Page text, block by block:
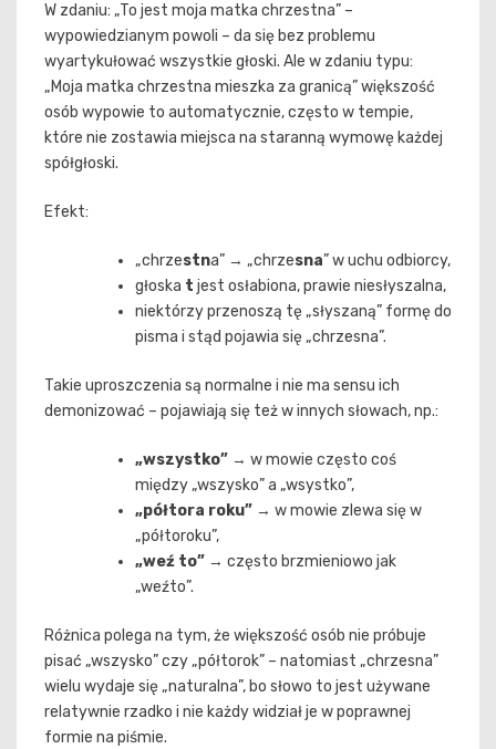
W zdaniu: „To jest moja matka chrzestna” –
wypowiedzianym powoli – da się bez problemu
wyartykułować wszystkie głoski. Ale w zdaniu typu:
„Moja matka chrzestna mieszka za granicą” większość
osób wypowie to automatycznie, często w tempie,
które nie zostawia miejsca na staranną wymowę każdej
spółgłoski.
Efekt:
„chrzestna” → „chrzesna” w uchu odbiorcy,
głoska t jest osłabiona, prawie niesłyszalna,
niektórzy przenoszą tę „słyszaną” formę do
pisma i stąd pojawia się „chrzesna”.
Takie uproszczenia są normalne i nie ma sensu ich
demonizować – pojawiają się też w innych słowach, np.:
„wszystko” → w mowie często coś
między „wszysko” a „wsystko”,
„półtora roku” → w mowie zlewa się w
„półtoroku”,
„weź to” → często brzmieniowo jak
„weźto”.
Różnica polega na tym, że większość osób nie próbuje
pisać „wszysko” czy „półtorok” – natomiast „chrzesna”
wielu wydaje się „naturalna”, bo słowo to jest używane
relatywnie rzadko i nie każdy widział je w poprawnej
formie na piśmie.